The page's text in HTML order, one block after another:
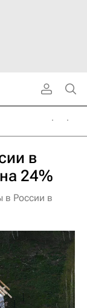
в
24%
в России в